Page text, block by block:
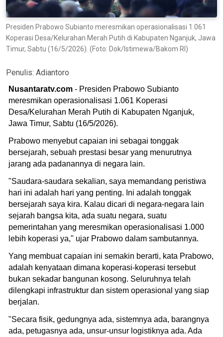
Presiden Prabowo Subianto meresmikan operasionalisasi 1.061
Koperasi Desa/Kelurahan Merah Putih di Kabupaten Nganjuk, Jawa
Timur, Sabtu (16/5/2026). (Foto: Dok/Istimewa/Bakom RI)
Penulis: Adiantoro
Nusantaratv.com - Presiden Prabowo Subianto
meresmikan operasionalisasi 1.061 Koperasi
Desa/Kelurahan Merah Putih di Kabupaten Nganjuk,
Jawa Timur, Sabtu (16/5/2026).
Prabowo menyebut capaian ini sebagai tonggak
bersejarah, sebuah prestasi besar yang menurutnya
jarang ada padanannya di negara lain.
"Saudara-saudara sekalian, saya memandang peristiwa
hari ini adalah hari yang penting. Ini adalah tonggak
bersejarah saya kira. Kalau dicari di negara-negara lain
sejarah bangsa kita, ada suatu negara, suatu
pemerintahan yang meresmikan operasionalisasi 1.000
lebih koperasi ya," ujar Prabowo dalam sambutannya.
Yang membuat capaian ini semakin berarti, kata Prabowo,
adalah kenyataan dimana koperasi-koperasi tersebut
bukan sekadar bangunan kosong. Seluruhnya telah
dilengkapi infrastruktur dan sistem operasional yang siap
berjalan.
"Secara fisik, gedungnya ada, sistemnya ada, barangnya
ada, petugasnya ada, unsur-unsur logistiknya ada. Ada